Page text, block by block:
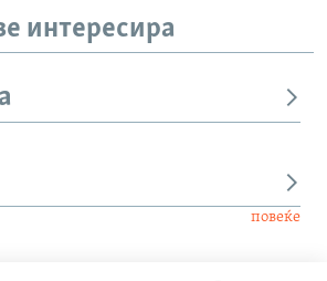
интересира
повеќе